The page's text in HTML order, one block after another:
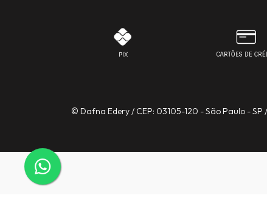
© Dafna Edery / CEP: 03105-120 - São Paulo -